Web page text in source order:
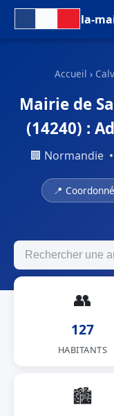
la-
Accueil ›
Mairie de
(14240) :
🏢 Normandie
📍
👥
127
HABITANTS
🏙